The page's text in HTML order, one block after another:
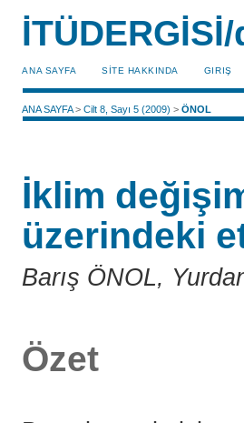
ANA SAYFA SİTE HAKKINDA GIRIŞ
ANA SAYFA>Cilt 8, Sayı 5 (2009) >ÖNOL
İklim
üzerindeki
Barış ÖNOL,
Özet